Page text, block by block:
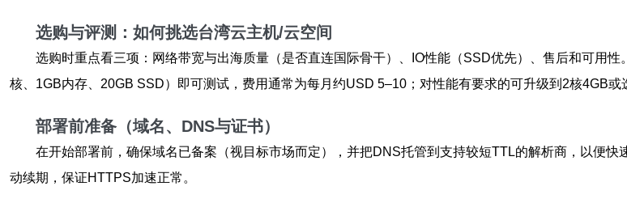
选购与评测：如何挑选台湾云主机/云空间
选购时重点看三项：网络带宽与出海质量（是否直连国际骨干）、IO性能（SSD优先）、售后和可用
核、1GB内存、20GB SSD）即可测试，费用通常为每月约USD 5–10；对性能有要求的可升级到2核4GB或
部署前准备（域名、DNS与证书）
在开始部署前，确保域名已备案（视目标市场而定），并把DNS托管到支持较短TTL的解析商，以便
动续期，保证HTTPS加速正常。